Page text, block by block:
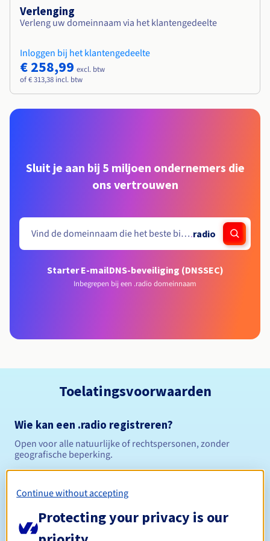
Verlenging
Verleng uw domeinnaam via het klantengedeelte
Inloggen bij het klantengedeelte
€ 258,99 excl. btw
of € 313,38 incl. btw
Sluit je aan bij 5 miljoen ondernemers die
ons vertrouwen
.radio
Starter E-mailDNS-beveiliging (DNSSEC)
Inbegrepen bij een .radio domeinnaam
Toelatingsvoorwaarden
Wie kan een .radio registreren?
Open voor alle natuurlijke of rechtspersonen, zonder
geografische beperking.
Registratieperiode Tussen 1 en 10 jaar
Continue without accepting
Protecting your privacy is our